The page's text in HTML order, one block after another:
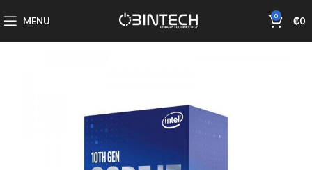
MENU 0 ₡0